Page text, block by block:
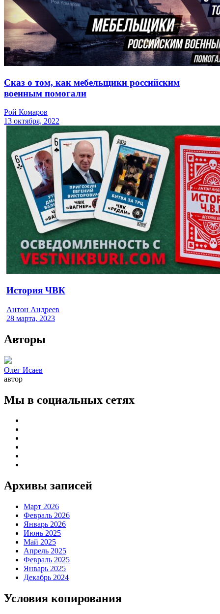
Сказ о том, как мебельщики российским
военным помогали
Рой Комаров
13 октября, 2022
История ЧВК
Антон Андреев
28 марта, 2023
Авторы
Олег Исаев
автор
Мы в социальных сетях
Архивы записей
Март 2026
Февраль 2026
Январь 2026
Июнь 2025
Май 2025
Апрель 2025
Февраль 2025
Январь 2025
Декабрь 2024
Условия копирования